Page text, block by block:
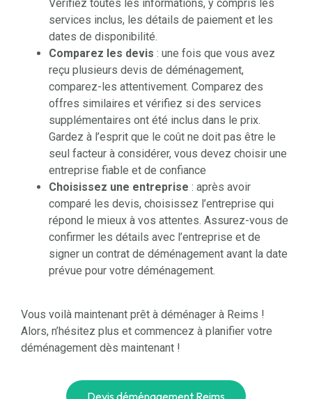
Vérifiez toutes les informations, y compris les
services inclus, les détails de paiement et les
dates de disponibilité.
Comparez les devis : une fois que vous avez
reçu plusieurs devis de déménagement,
comparez-les attentivement. Comparez des
offres similaires et vérifiez si des services
supplémentaires ont été inclus dans le prix.
Gardez à l’esprit que le coût ne doit pas être le
seul facteur à considérer, vous devez choisir une
entreprise fiable et de confiance
Choisissez une entreprise : après avoir
comparé les devis, choisissez l’entreprise qui
répond le mieux à vos attentes. Assurez-vous de
confirmer les détails avec l’entreprise et de
signer un contrat de déménagement avant la date
prévue pour votre déménagement.
Vous voilà maintenant prêt à déménager à Reims !
Alors, n’hésitez plus et commencez à planifier votre
déménagement dès maintenant !